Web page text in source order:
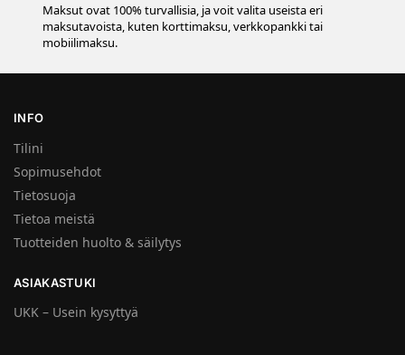
Maksut ovat 100% turvallisia, ja voit valita useista eri
maksutavoista, kuten korttimaksu, verkkopankki tai
mobiilimaksu.
INFO
Tilini
Sopimusehdot
Tietosuoja
Tietoa meistä
Tuotteiden huolto & säilytys
ASIAKASTUKI
UKK – Usein kysyttyä